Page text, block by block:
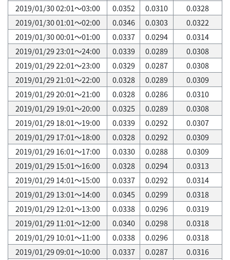
2019/01/30 02:01～03:00
0.0352 0.0310
0.0328
2019/01/30 01:01～02:00
0.0346 0.0303
0.0322
2019/01/30 00:01～01:00
0.0337 0.0294
0.0314
2019/01/29 23:01～24:00
0.0339 0.0289
0.0308
2019/01/29 22:01～23:00
0.0329 0.0287
0.0308
2019/01/29 21:01～22:00
0.0328 0.0289
0.0309
2019/01/29 20:01～21:00
0.0328 0.0286
0.0310
2019/01/29 19:01～20:00
0.0325 0.0289
0.0308
2019/01/29 18:01～19:00
0.0339 0.0292
0.0307
2019/01/29 17:01～18:00
0.0328 0.0292
0.0309
2019/01/29 16:01～17:00
0.0330 0.0288
0.0309
2019/01/29 15:01～16:00
0.0328 0.0294
0.0313
2019/01/29 14:01～15:00
0.0337 0.0292
0.0314
2019/01/29 13:01～14:00
0.0345 0.0299
0.0318
2019/01/29 12:01～13:00
0.0338 0.0296
0.0319
2019/01/29 11:01～12:00
0.0340 0.0298
0.0318
2019/01/29 10:01～11:00
0.0338 0.0296
0.0318
2019/01/29 09:01～10:00
0.0337 0.0287
0.0316